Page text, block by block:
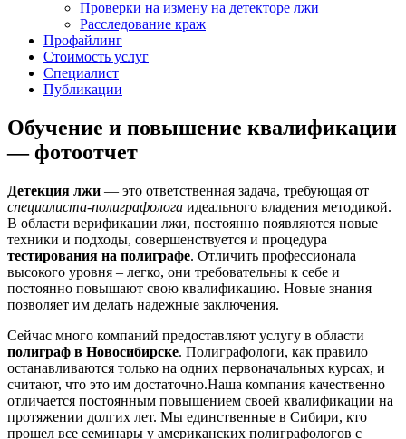
Проверки на измену на детекторе лжи
Расследование краж
Профайлинг
Стоимость услуг
Специалист
Публикации
Обучение и повышение квалификации
— фотоотчет
Детекция лжи — это ответственная задача, требующая от
специалиста-полиграфолога идеального владения методикой.
В области верификации лжи, постоянно появляются новые
техники и подходы, совершенствуется и процедура
тестирования на полиграфе. Отличить профессионала
высокого уровня – легко, они требовательны к себе и
постоянно повышают свою квалификацию. Новые знания
позволяет им делать надежные заключения.
Сейчас много компаний предоставляют услугу в области
полиграф в Новосибирске. Полиграфологи, как правило
останавливаются только на одних первоначальных курсах, и
считают, что это им достаточно.Наша компания качественно
отличается постоянным повышением своей квалификации на
протяжении долгих лет. Мы единственные в Сибири, кто
прошел все семинары у американских полиграфологов с